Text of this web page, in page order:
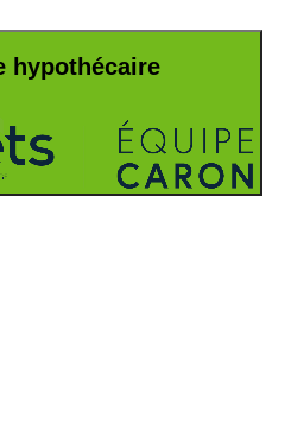
hypothécaire